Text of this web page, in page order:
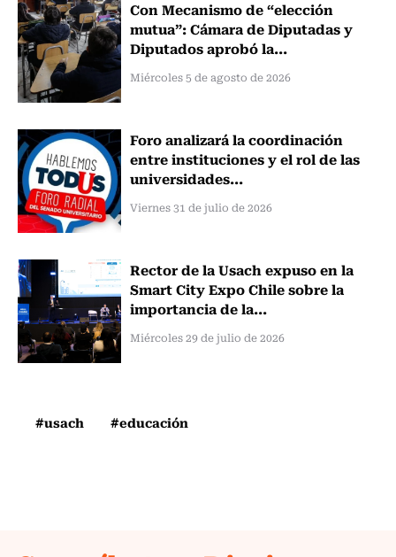
Con Mecanismo de “elección
mutua”: Cámara de Diputadas y
Diputados aprobó la...
Miércoles 5 de agosto de 2026
Foro analizará la coordinación
entre instituciones y el rol de las
universidades...
Viernes 31 de julio de 2026
Rector de la Usach expuso en la
Smart City Expo Chile sobre la
importancia de la...
Miércoles 29 de julio de 2026
#usach #educación